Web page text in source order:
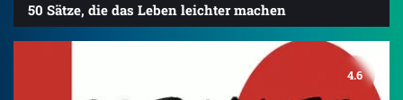
50 Sätze, die das Leben leichter machen
4.6